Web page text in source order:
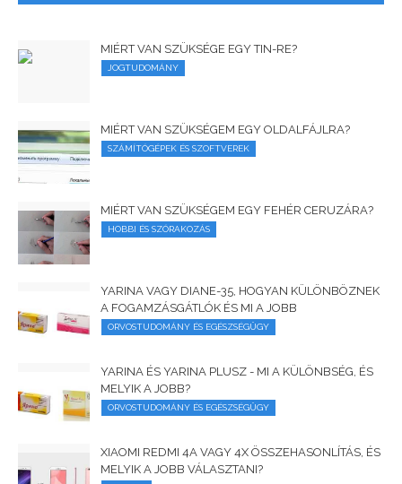
MIÉRT VAN SZÜKSÉGE EGY TIN-RE?
JOGTUDOMÁNY
MIÉRT VAN SZÜKSÉGEM EGY OLDALFÁJLRA?
SZÁMÍTÓGÉPEK ÉS SZOFTVEREK
MIÉRT VAN SZÜKSÉGEM EGY FEHÉR CERUZÁRA?
HOBBI ÉS SZÓRAKOZÁS
YARINA VAGY DIANE-35, HOGYAN KÜLÖNBÖZNEK
A FOGAMZÁSGÁTLÓK ÉS MI A JOBB
ORVOSTUDOMÁNY ÉS EGÉSZSÉGÜGY
YARINA ÉS YARINA PLUSZ - MI A KÜLÖNBSÉG, ÉS
MELYIK A JOBB?
ORVOSTUDOMÁNY ÉS EGÉSZSÉGÜGY
XIAOMI REDMI 4A VAGY 4X ÖSSZEHASONLÍTÁS, ÉS
MELYIK A JOBB VÁLASZTANI?